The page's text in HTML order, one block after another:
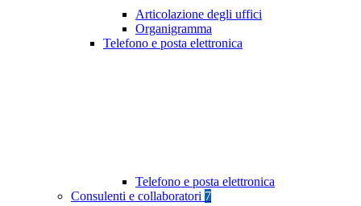
Articolazione degli uffici
Organigramma
Telefono e posta elettronica
Telefono e posta elettronica
Consulenti e collaboratori 7